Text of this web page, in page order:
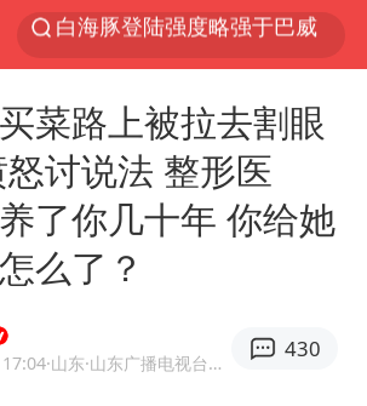
《披荆斩棘2026》阵容官宣
俄称边境州遭乌大规模袭击已致13伤
杭州机场已取消航班388架次
于东来回应胖东来近25年老店年底关闭
白海豚北上或致京津冀暴雨
菜路上被拉去割眼
讨说法 整形医
了你几十年 你给她
么了？
·山东 ·山东广播电视台官方APP闪电新闻
430